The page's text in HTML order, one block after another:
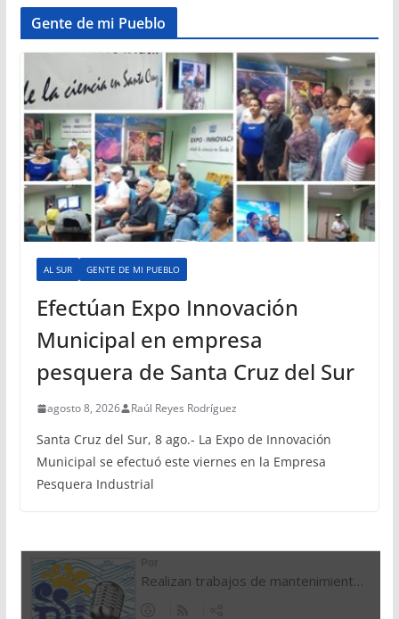
Gente de mi Pueblo
AL SUR GENTE DE MI PUEBLO
Efectúan Expo Innovación
Municipal en empresa
pesquera de Santa Cruz del Sur
agosto 8, 2026 Raúl Reyes Rodríguez
Santa Cruz del Sur, 8 ago.- La Expo de Innovación
Municipal se efectuó este viernes en la Empresa
Pesquera Industrial